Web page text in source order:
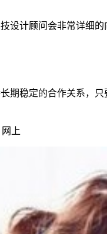
设计顾问会非常详细
期稳定的合作关系，
上